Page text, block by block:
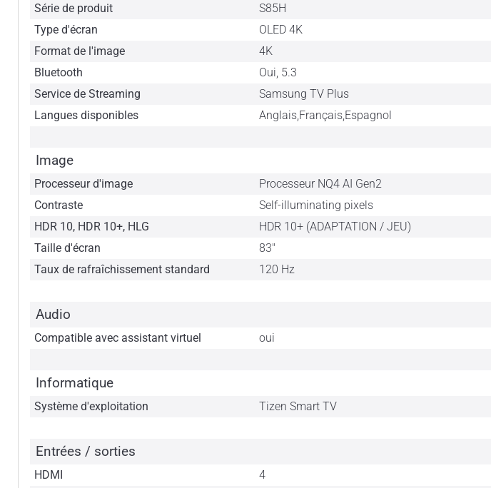
Série de produit
S85H
Type d'écran
OLED 4K
Format de l'image
4K
Bluetooth
Oui, 5.3
Service de Streaming
Samsung TV Plus
Langues disponibles
Anglais,Français,Espagnol
Image
Processeur d'image
Processeur NQ4 AI Gen2
Contraste
Self-illuminating pixels
HDR 10, HDR 10+, HLG
HDR 10+ (ADAPTATION / JEU)
Taille d'écran
83"
Taux de rafraîchissement standard
120 Hz
Audio
Compatible avec assistant virtuel oui
Informatique
Système d'exploitation Tizen Smart TV
Entrées / sorties
HDMI
4